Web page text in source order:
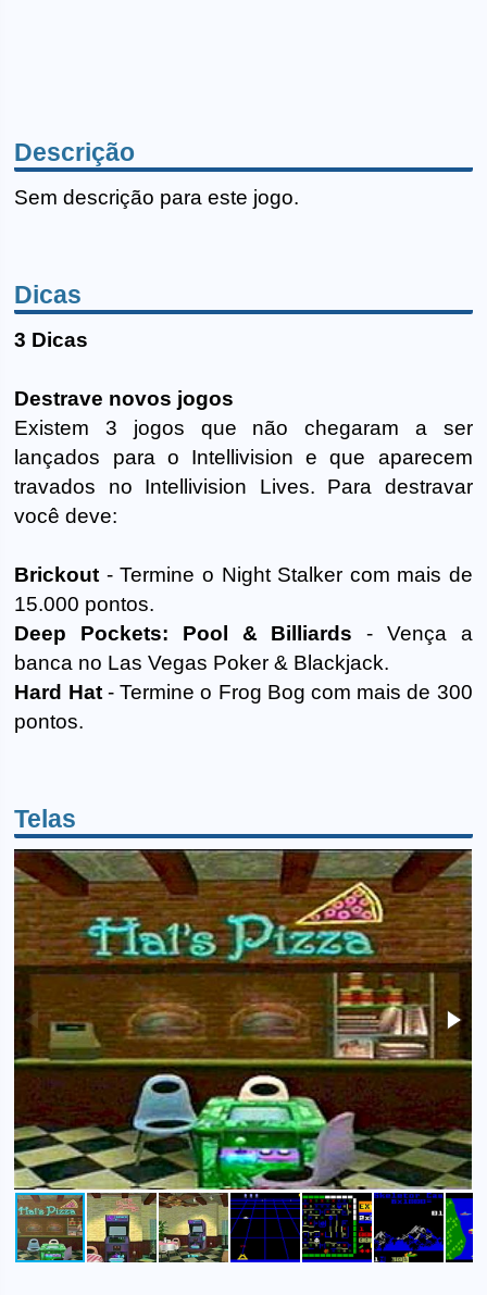
Descrição
Sem descrição para este jogo.
Dicas
3 Dicas
Destrave novos jogos
Existem 3 jogos que não chegaram a ser
lançados para o Intellivision e que aparecem
travados no Intellivision Lives. Para destravar
você deve:
Brickout - Termine o Night Stalker com mais de
15.000 pontos.
Deep Pockets: Pool & Billiards - Vença a
banca no Las Vegas Poker & Blackjack.
Hard Hat- Termine o Frog Bog com mais de 300
pontos.
Telas